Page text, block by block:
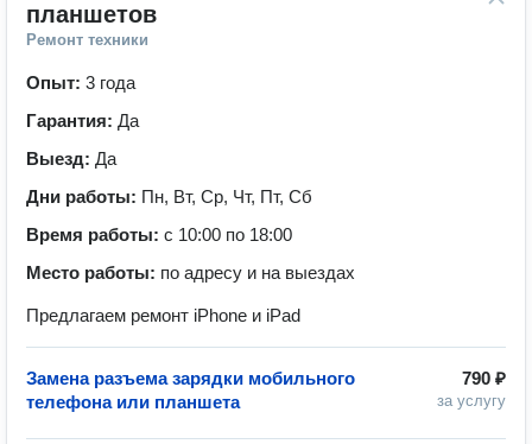
планшетов
Ремонт техники
Опыт: 3 года
Гарантия: Да
Выезд: Да
Дни работы: Пн, Вт, Ср, Чт, Пт, Сб
Время работы: с 10:00 по 18:00
Место работы: по адресу и на выездах
Предлагаем ремонт iPhone и iPad
790 ₽
за услугу
Замена разъема зарядки мобильного
телефона или планшета